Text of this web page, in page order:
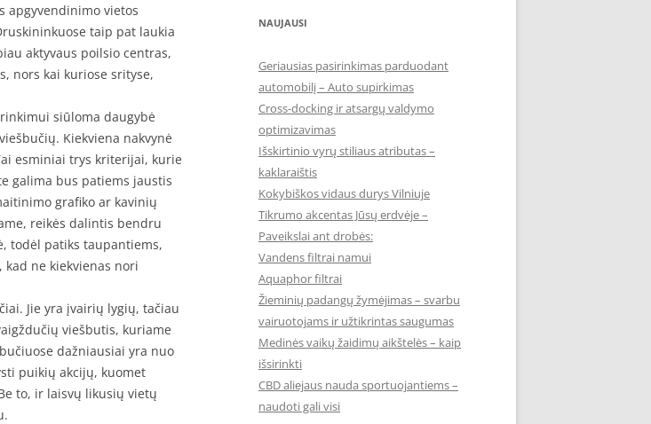
apgyvendinimo vietos
taip pat laukia
aktyvaus poilsio centras,
nors kai kuriose srityse,
siūloma daugybė
Kiekviena nakvynė
esminiai trys kriterijai, kurie
galima bus patiems jaustis
grafiko ar kavinių
reikės dalintis bendru
todėl patiks taupantiems,
ne kiekvienas nori
Jie yra įvairių lygių, tačiau
viešbutis, kuriame
dažniausiai yra nuo
puikių akcijų, kuomet
to, ir laisvų likusių vietų
NAUJAUSI
Geriausias pasirinkimas parduodant
automobilį – Auto supirkimas
Cross-docking ir atsargų valdymo
optimizavimas
Išskirtinio vyrų stiliaus atributas –
kaklaraištis
Kokybiškos vidaus durys Vilniuje
Tikrumo akcentas Jūsų erdvėje –
Paveikslai ant drobės:
Vandens filtrai namui
Aquaphor filtrai
Žieminių padangų žymėjimas – svarbu
vairuotojams ir užtikrintas saugumas
Medinės vaikų žaidimų aikštelės – kaip
išsirinkti
CBD aliejaus nauda sportuojantiems –
naudoti gali visi